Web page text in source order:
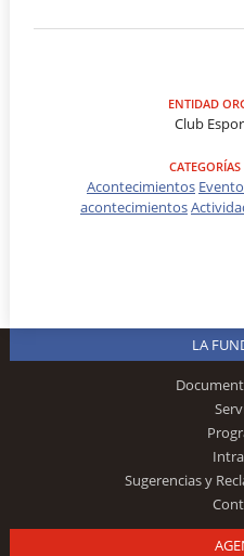
ENTIDAD
Club
Acontecimientos
acontecimientos
LA
Sugerencias y